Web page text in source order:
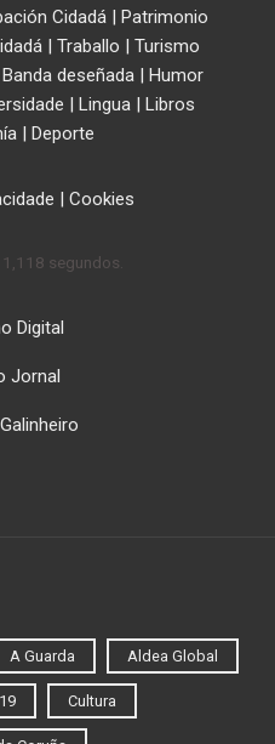
Cidadá| Patrimonio
| Traballo | Turismo
Banda deseñada | Humor
| Lingua| Libros
| Deporte
| Cookies
segundos.
A Guarda Aldea Global
Cultura